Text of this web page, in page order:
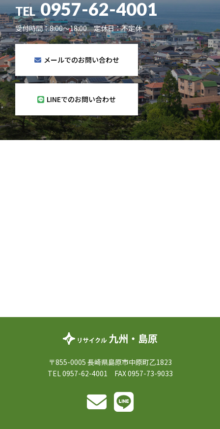
TEL 0957-62-4001
受付時間：8:00～18:00 定休日：不定休
メールでのお問い合わせ
LINEでのお問い合わせ
〒855-0005 長崎県島原市中原町乙1823
TEL 0957-62-4001 FAX 0957-73-9033